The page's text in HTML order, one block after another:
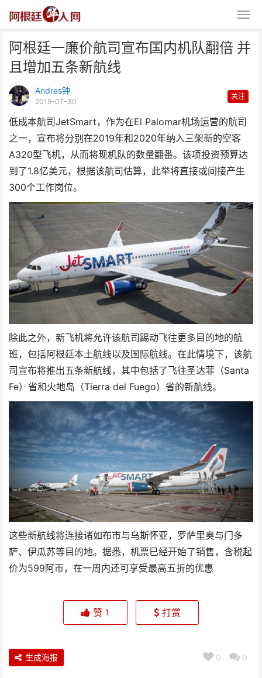
阿根廷一廉价航司宣布国内机队翻倍 并
且增加五条新航线
Andres钟
2019-07-30
关注
低成本航司JetSmart，作为在El Palomar机场运营的航司
之一，宣布将分别在2019年和2020年纳入三架新的空客
A320型飞机，从而将现机队的数量翻番。该项投资预算达
到了1.8亿美元，根据该航司估算，此举将直接或间接产生
300个工作岗位。
除此之外，新飞机将允许该航司踢动飞往更多目的地的航
班，包括阿根廷本土航线以及国际航线。在此情境下，该航
司宣布将推出五条新航线，其中包括了飞往圣达菲（Santa
Fe）省和火地岛（Tierra del Fuego）省的新航线。
这些新航线将连接诸如布市与乌斯怀亚，罗萨里奥与门多
萨、伊瓜苏等目的地。据悉，机票已经开始了销售，含税起
价为599阿币，在一周内还可享受最高五折的优惠
阿根廷一廉价航司宣布国内机队翻
倍 并且增加五条新航线
赞 1 打赏
0 0
生成海报